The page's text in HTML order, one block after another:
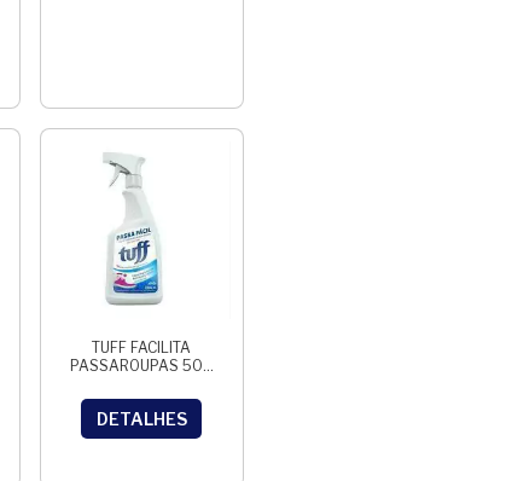
TUFF FACILITA
PASSAROUPAS 500
DETALHES